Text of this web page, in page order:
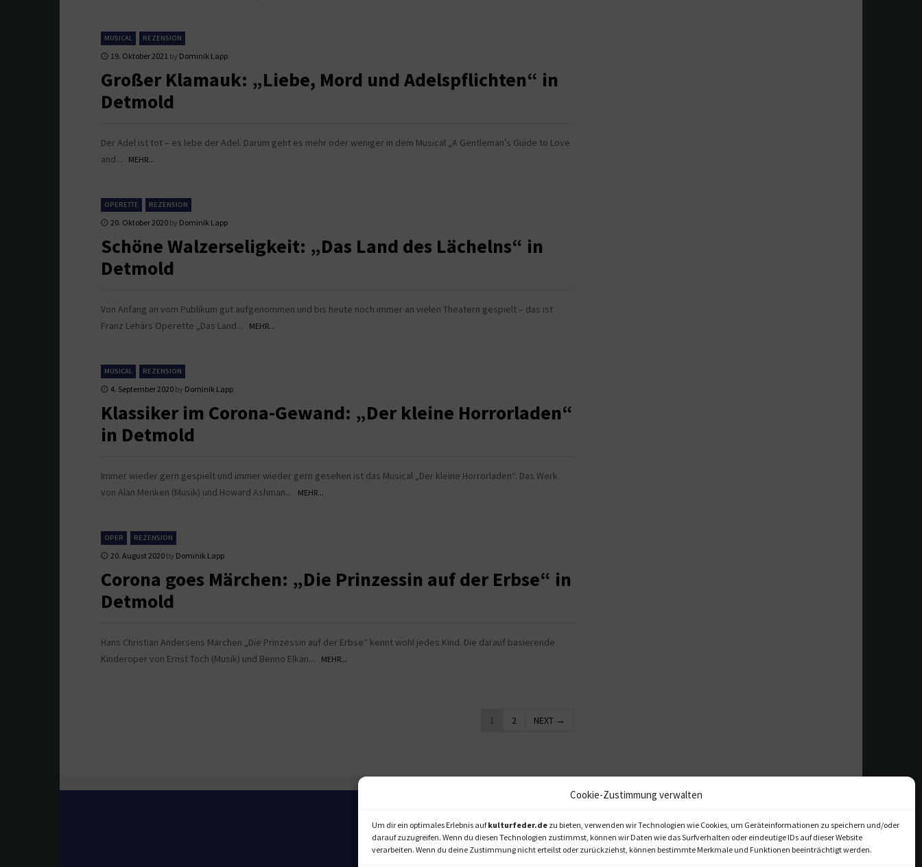
Cookie-Zustimmung verwalten
Um dir ein optimales Erlebnis aufkulturfeder.de zu bieten, verwenden wir Technologien wie Cookies, um Geräteinformationen zu speichern und/oder
darauf zuzugreifen. Wenn du diesen Technologien zustimmst, können wir Daten wie das Surfverhalten oder eindeutige IDs auf dieser Website
verarbeiten. Wenn du deine Zustimmung nicht erteilst oder zurückziehst, können bestimmte Merkmale und Funktionen beeinträchtigt werden.
MUSICAL REZENSION
19. Oktober 2021 by Dominik Lapp
Großer Klamauk: „Liebe, Mord und Adelspflichten“ in
Detmold
Der Adel ist tot – es lebe der Adel. Darum geht es mehr oder weniger in dem Musical „A Gentleman’s Guide to Love
and...
MEHR...
OPERETTE REZENSION
20. Oktober 2020 by Dominik Lapp
Schöne Walzerseligkeit: „Das Land des Lächelns“ in
Detmold
Von Anfang an vom Publikum gut aufgenommen und bis heute noch immer an vielen Theatern gespielt – das ist
Franz Lehárs Operette „Das Land...
MEHR...
MUSICAL REZENSION
4. September 2020 by Dominik Lapp
Klassiker im Corona-Gewand: „Der kleine Horrorladen“
in Detmold
Immer wieder gern gespielt und immer wieder gern gesehen ist das Musical „Der kleine Horrorladen“. Das Werk
von Alan Menken (Musik) und Howard Ashman...
MEHR...
OPER REZENSION
20. August 2020 by Dominik Lapp
Corona goes Märchen: „Die Prinzessin auf der Erbse“ in
Detmold
Hans Christian Andersens Märchen „Die Prinzessin auf der Erbse“ kennt wohl jedes Kind. Die darauf basierende
Kinderoper von Ernst Toch (Musik) und Benno Elkan...
MEHR...
1 2 NEXT →